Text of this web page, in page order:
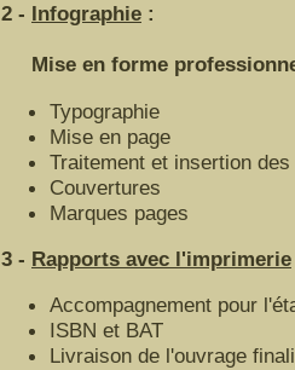
2 - Infographie :
Mise en forme
Typographie
Mise en page
Traitement et insertion
Couvertures
Marques pages
3 - Rapports avec l'imprimerie
Accompagnement pour
ISBN et BAT
Livraison de l'ouvrage